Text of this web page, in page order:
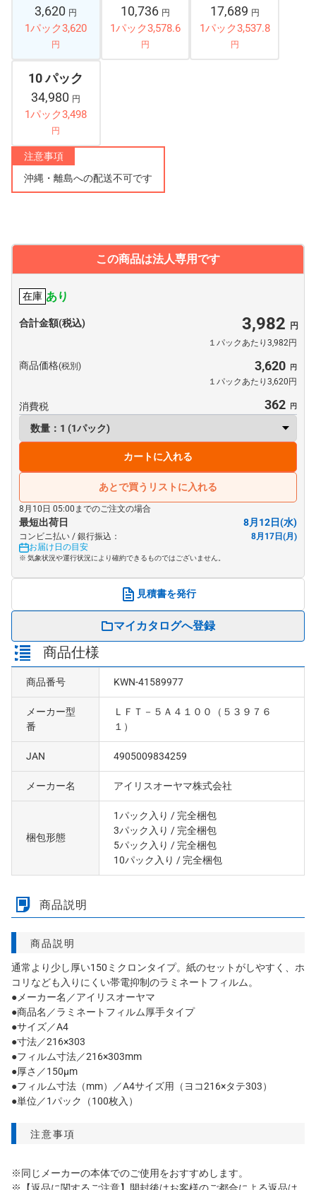
3,620 円
1パック3,620
円
10,736 円
1パック3,578.6
円
17,689 円
1パック3,537.8
円
10 パック
34,980 円
1パック3,498
円
注意事項
沖縄・離島への配送不可です
この商品は法人専用です
在庫 あり
合計金額(税込) 3,982
１パックあたり3,982円
商品価格(税別) 3,620
１パックあたり3,620円
消費税 362
カートに入れる
あとで買うリストに入れる
8月10日 05:00までのご注文の場合
最短出荷日 8月12日(水)
コンビニ払い / 銀行振込：
8月17日(月)
お届け日の目安
※ 気象状況や運行状況により確約できるものではございません。
見積書を発行
マイカタログへ登録
商品仕様
商品番号 KWN-41589977
メーカー型
番
ＬＦＴ－５Ａ４１００（５３９７６
１）
JAN 4905009834259
メーカー名 アイリスオーヤマ株式会社
梱包形態
1パック入り / 完全梱包
3パック入り / 完全梱包
5パック入り / 完全梱包
10パック入り / 完全梱包
商品説明
商品説明
通常より少し厚い150ミクロンタイプ。紙のセットがしやすく、ホ
コリなども入りにくい帯電抑制のラミネートフィルム。
●メーカー名／アイリスオーヤマ
●商品名／ラミネートフィルム厚手タイプ
●サイズ／A4
●寸法／216×303
●フィルム寸法／216×303mm
●厚さ／150μm
●フィルム寸法（mm）／A4サイズ用（ヨコ216×タテ303）
●単位／1パック（100枚入）
注意事項
※同じメーカーの本体でのご使用をおすすめします。
※【返品に関するご注意】開封後はお客様のご都合による返品は